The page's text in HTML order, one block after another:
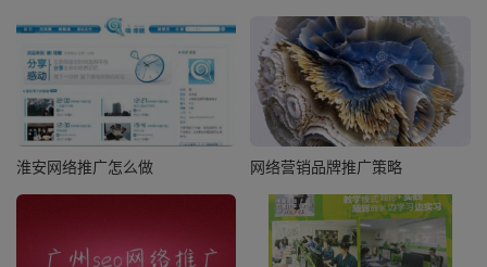
淮安网络推广怎么做 网络营销品牌推广策略